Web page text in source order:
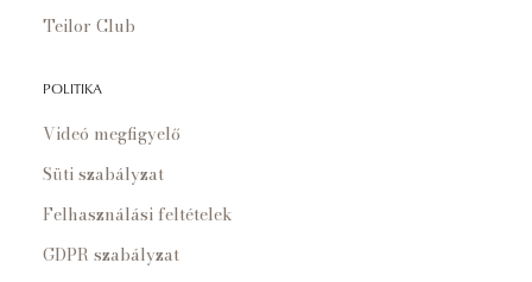
Teilor Club
POLITIKA
Videó megfigyelő
Süti szabályzat
Felhasználási feltételek
GDPR szabályzat